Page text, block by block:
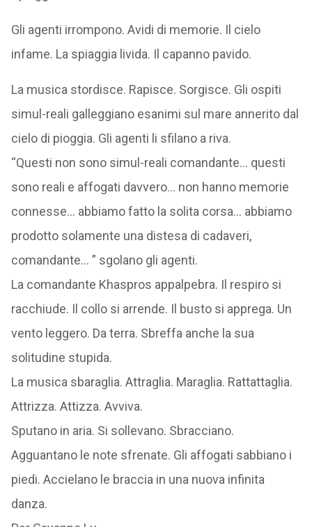
Gli agenti irrompono. Avidi di memorie. Il cielo
infame. La spiaggia livida. Il capanno pavido.
La musica stordisce. Rapisce. Sorgisce. Gli ospiti
simul-reali galleggiano esanimi sul mare annerito dal
cielo di pioggia. Gli agenti li sfilano a riva.
“Questi non sono simul-reali comandante… questi
sono reali e affogati davvero… non hanno memorie
connesse… abbiamo fatto la solita corsa… abbiamo
prodotto solamente una distesa di cadaveri,
comandante… ” sgolano gli agenti.
La comandante Khaspros appalpebra. Il respiro si
racchiude. Il collo si arrende. Il busto si apprega. Un
vento leggero. Da terra. Sbreffa anche la sua
solitudine stupida.
La musica sbaraglia. Attraglia. Maraglia. Rattattaglia.
Attrizza. Attizza. Avviva.
Sputano in aria. Si sollevano. Sbracciano.
Agguantano le note sfrenate. Gli affogati sabbiano i
piedi. Accielano le braccia in una nuova infinita
danza.